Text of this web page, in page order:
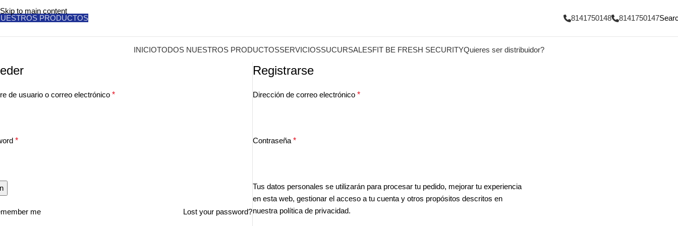
Skip to main content
PRODUCTOS
8141750148 8141750147
INICIOTODOS NUESTROS PRODUCTOSSERVICIOSSUCURSALESFIT BE FRESH SECURITYQuieres ser distribuidor?
de usuario o correo electrónico *
*
Lost your password?
me
Registrarse
Dirección de correo electrónico *
Contraseña *
Tus datos personales se utilizarán para procesar tu pedido, mejorar tu experiencia
en esta web, gestionar el acceso a tu cuenta y otros propósitos descritos en
nuestra política de privacidad.